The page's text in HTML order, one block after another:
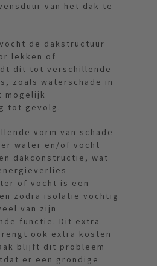
van het dak te
de dakstructuur
lekken of
dit tot verschillende
zoals waterschade in
mogelijk
tot gevolg.
vorm van schade
water en/of vocht
dakconstructie, wat
of vocht is een
zodra isolatie vochtig
van zijn
functie. Dit extra
ook extra kosten
blijft dit probleem
er een grondige